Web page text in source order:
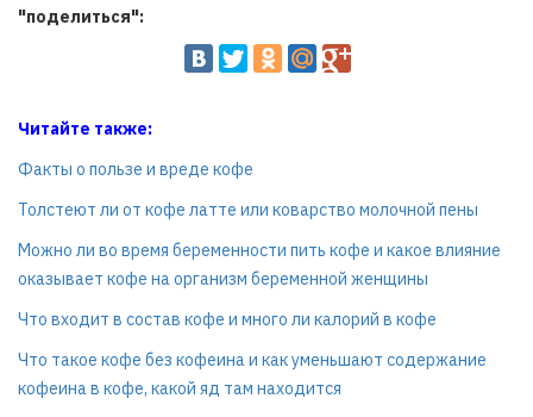
"поделиться":
Читайте также:
Факты о пользе и вреде кофе
Толстеют ли от кофе латте или коварство молочной пены
Можно ли во время беременности пить кофе и какое влияние
оказывает кофе на организм беременной женщины
Что входит в состав кофе и много ли калорий в кофе
Что такое кофе без кофеина и как уменьшают содержание
кофеина в кофе, какой яд там находится